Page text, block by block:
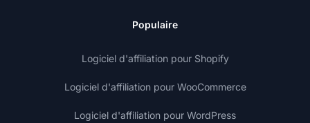
Populaire
Logiciel d'affiliation pour Shopify
Logiciel d'affiliation pour WooCommerce
Logiciel d'affiliation pour WordPress